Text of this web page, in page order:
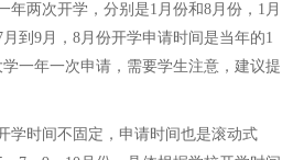
两次开学，分别是1月份和8月份，1月
到9月，8月份开学申请时间是当年的1
一年一次申请，需要学生注意，建议提
时间不固定，申请时间也是滚动式